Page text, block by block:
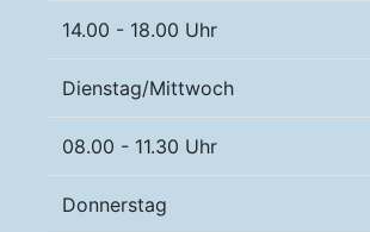
14.00 - 18.00 Uhr
Dienstag/Mittwoch
08.00 - 11.30 Uhr
Donnerstag